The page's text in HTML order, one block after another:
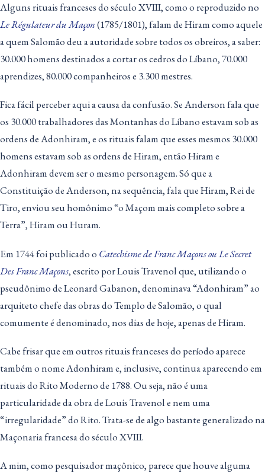
Alguns rituais franceses do século XVIII, como o reproduzido no
Le Régulateur du Maçon(1785/1801), falam de Hiram como aquele
a quem Salomão deu a autoridade sobre todos os obreiros, a saber:
30.000 homens destinados a cortar os cedros do Líbano, 70.000
aprendizes, 80.000 companheiros e 3.300 mestres.
Fica fácil perceber aqui a causa da confusão. Se Anderson fala que
os 30.000 trabalhadores das Montanhas do Líbano estavam sob as
ordens de Adonhiram, e os rituais falam que esses mesmos 30.000
homens estavam sob as ordens de Hiram, então Hiram e
Adonhiram devem ser o mesmo personagem. Só que a
Constituição de Anderson, na sequência, fala que Hiram, Rei de
Tiro, enviou seu homônimo “o Maçom mais completo sobre a
Terra”, Hiram ou Huram.
Em 1744 foi publicado o Catechisme de Franc Maçons ou Le Secret
Des Franc Maçons, escrito por Louis Travenol que, utilizando o
pseudônimo de Leonard Gabanon, denominava “Adonhiram” ao
arquiteto chefe das obras do Templo de Salomão, o qual
comumente é denominado, nos dias de hoje, apenas de Hiram.
Cabe frisar que em outros rituais franceses do período aparece
também o nome Adonhiram e, inclusive, continua aparecendo em
rituais do Rito Moderno de 1788. Ou seja, não é uma
particularidade da obra de Louis Travenol e nem uma
“irregularidade” do Rito. Trata-se de algo bastante generalizado na
Maçonaria francesa do século XVIII.
A mim, como pesquisador maçônico, parece que houve alguma